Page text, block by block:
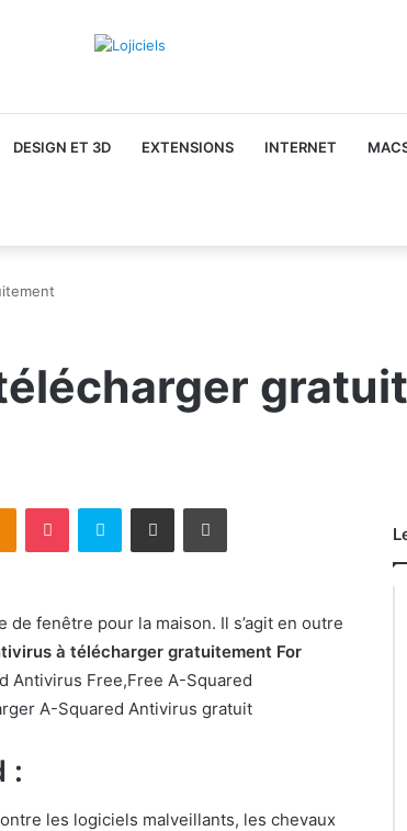
DESIGN ET 3D EXTENSIONS INTERNET
Odnoklassniki
Pocket Skype Partager par email Imprimer
de fenêtre pour la maison. Il s’agit en outre
à télécharger gratuitement For
Antivirus Free,Free A-Squared
A-Squared Antivirus gratuit
:
les logiciels malveillants, les chevaux